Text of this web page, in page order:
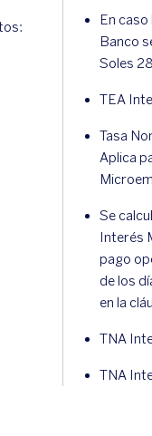
En caso
Banco
Soles
TEA
Tasa
Aplica
Se
Interés
pago
de los
en la
TNA
TNA